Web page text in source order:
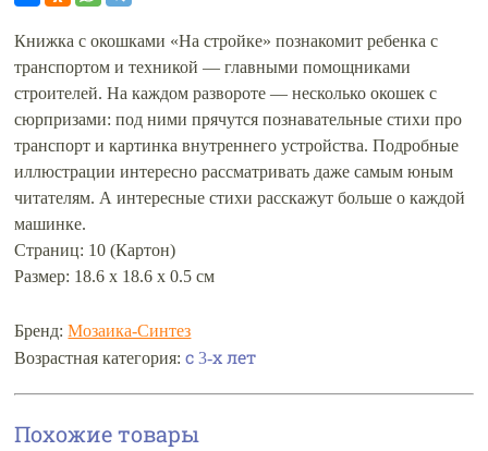
Книжка с окошками «На стройке» познакомит ребенка с
транспортом и техникой — главными помощниками
строителей. На каждом развороте — несколько окошек с
сюрпризами: под ними прячутся познавательные стихи про
транспорт и картинка внутреннего устройства. Подробные
иллюстрации интересно рассматривать даже самым юным
читателям. А интересные стихи расскажут больше о каждой
машинке.
Страниц: 10 (Картон)
Размер: 18.6 х 18.6 х 0.5 см
Бренд:Мозаика-Синтез
Возрастная категория:с 3-х лет
Похожие товары